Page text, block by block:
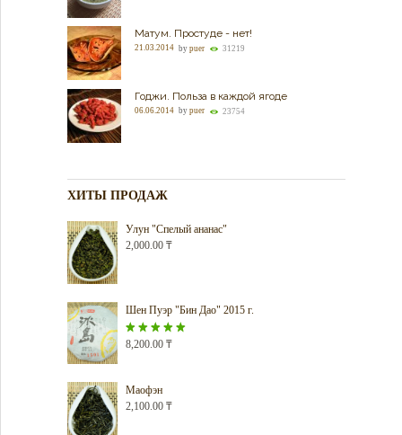
Матум. Простуде - нет!
21.03.2014 by puer 31219
Годжи. Польза в каждой ягоде
06.06.2014 by puer 23754
ХИТЫ ПРОДАЖ
Улун "Спелый ананас"
2,000.00 ₸
Шен Пуэр "Бин Дао" 2015 г.
Оценка5.00
8,200.00 ₸
Маофэн
2,100.00 ₸